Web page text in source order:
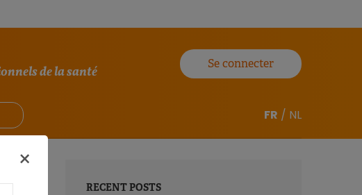
de la santé
Se connecter
FR / NL
RECENT POSTS
×